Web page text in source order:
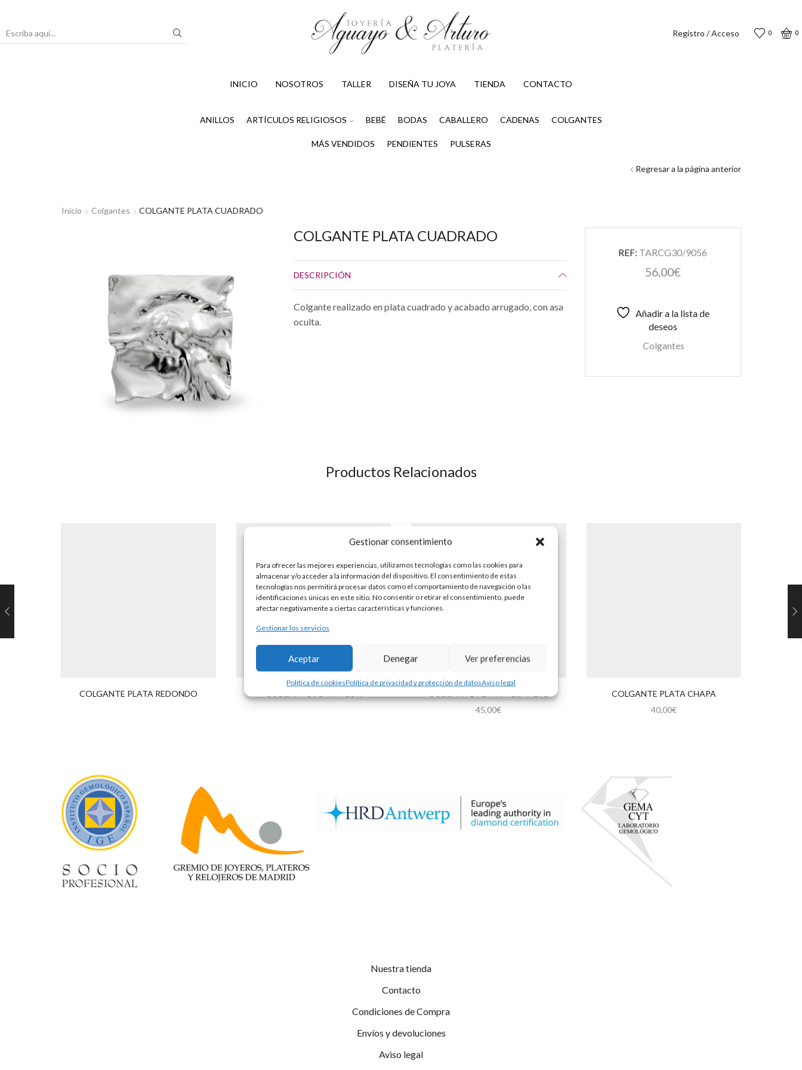
Gestionar consentimiento
Para ofrecer las mejores experiencias, utilizamos tecnologías como las cookies para
almacenar y/o acceder a la información del dispositivo. El consentimiento de estas
tecnologías nos permitirá procesar datos como el comportamiento de navegación o las
identificaciones únicas en este sitio. No consentir o retirar el consentimiento, puede
afectar negativamente a ciertas características y funciones.
Gestionar los servicios
Aceptar Denegar Ver preferencias
Política de cookiesPolítica de privacidad y protección de datosAviso legal
Registro / Acceso 0 0
INICIO NOSOTROS TALLER DISEÑA TU JOYA TIENDA CONTACTO
ANILLOS ARTÍCULOS RELIGIOSOS BEBÉ BODAS CABALLERO CADENAS COLGANTES
MÁS VENDIDOS PENDIENTES PULSERAS
Inicio Colgantes COLGANTE PLATA CUADRADO
Regresar a la página anterior
REF: TARCG30/9056
56,00€
Añadir a la lista de
deseos
Colgantes
COLGANTE PLATA CUADRADO
DESCRIPCIÓN
Colgante realizado en plata cuadrado y acabado arrugado, con asa
oculta.
Productos Relacionados
COLGANTE PLATA REDONDO COLGANTE PLATA FLOR
COLGANTE PLATA Y ESMALTE
45,00€
COLGANTE PLATA CHAPA
40,00€
Nuestra tienda
Contacto
Condiciones de Compra
Envíos y devoluciones
Aviso legal